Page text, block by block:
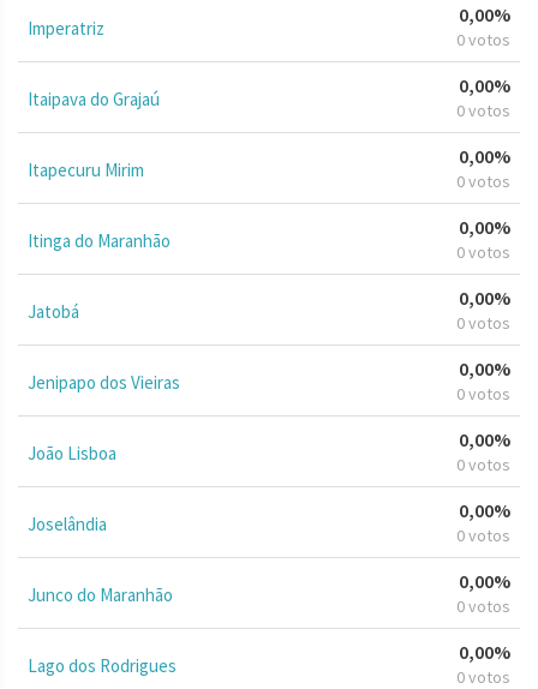
Imperatriz
0,00%
0 votos
Itaipava do Grajaú
0,00%
0 votos
Itapecuru Mirim
0,00%
0 votos
Itinga do Maranhão
0,00%
0 votos
Jatobá
0,00%
0 votos
Jenipapo dos Vieiras
0,00%
0 votos
João Lisboa
0,00%
0 votos
Joselândia
0,00%
0 votos
Junco do Maranhão
0,00%
0 votos
Lago dos Rodrigues
0,00%
0 votos